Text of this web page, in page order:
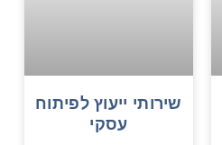
שירותי ייעוץ לפיתוח
עסקי